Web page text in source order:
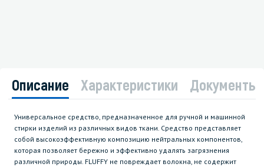
Описание Характеристики Документы
Универсальное средство, предназначенное для ручной и машинной
стирки изделий из различных видов ткани. Средство представляет
собой высокоэффективную композицию нейтральных компонентов,
которая позволяет бережно и эффективно удалять загрязнения
различной природы. FLUFFY не повреждает волокна, не содержит